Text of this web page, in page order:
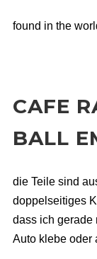
Honda
e-bikes
found in the
CAFE
BALL
die Teile sind
doppelseitiges
dass ich gerade
Auto klebe